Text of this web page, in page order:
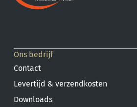
Ons bedrijf
Contact
Levertijd & verzendkosten
Downloads